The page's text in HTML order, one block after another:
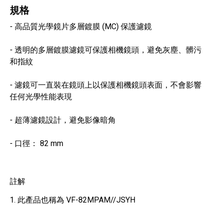
規格
- 高品質光學鏡片多層鍍膜 (MC) 保護濾鏡
- 透明的多層鍍膜濾鏡可保護相機鏡頭，避免灰塵、髒污
和指紋
- 濾鏡可一直裝在鏡頭上以保護相機鏡頭表面，不會影響
任何光學性能表現
- 超薄濾鏡設計，避免影像暗角
- 口徑： 82 mm
註解
1. 此產品也稱為 VF-82MPAM//JSYH